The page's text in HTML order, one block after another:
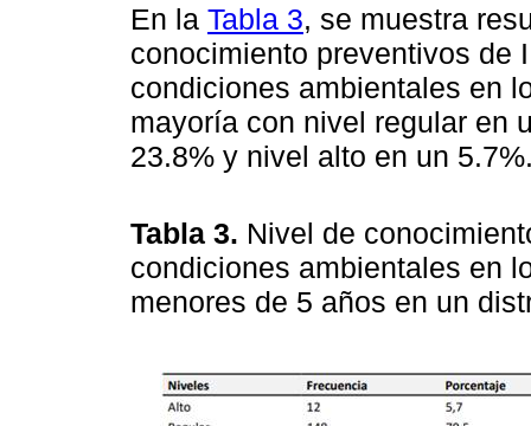
En la Tabla 3, se muestra
conocimiento preventivos de
condiciones ambientales en
mayoría con nivel regular en
23.8% y nivel alto en un
Tabla 3. Nivel de
condiciones ambientales en
menores de 5 años en un